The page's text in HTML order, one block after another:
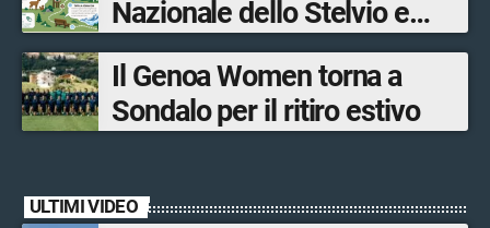
Nazionale dello Stelvio e
Bormio Tourism
Il Genoa Women torna a
Sondalo per il ritiro estivo
ULTIMI VIDEO